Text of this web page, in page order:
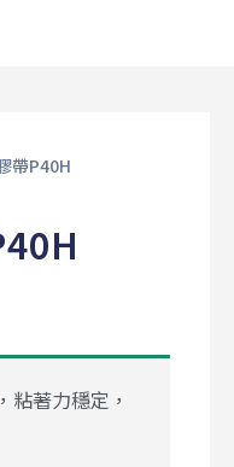
帶P40H
粘著力穩定，